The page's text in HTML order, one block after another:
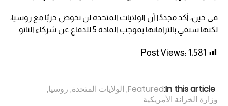
في حين، أكد مجددًا أن الولايات المتحدة لن تخوض حربًا مع روسيا،
لكنها ستفي بالتزاماتها بموجب المادة 5 للدفاع عن شركاء الناتو.
Post Views: 1٬581
In this article:
Featured
, الولايات المتحدة, روسيا,
وزارة الخزانة الأمريكية